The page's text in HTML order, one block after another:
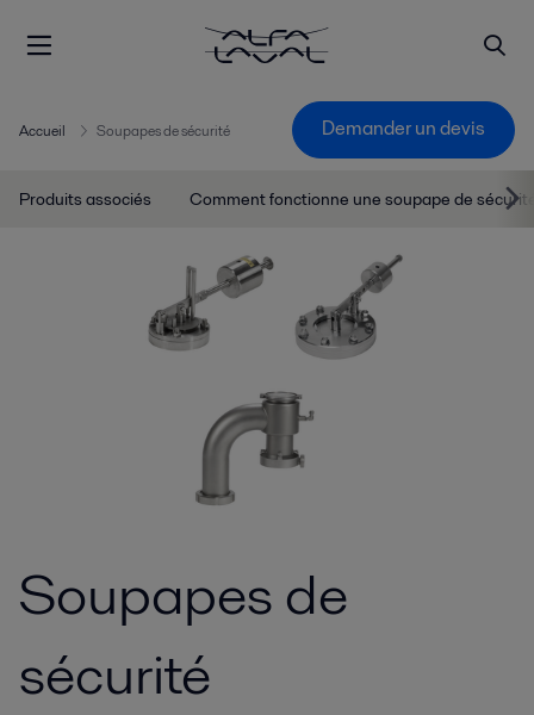
Accueil Soupapes de sécurité Demander un devis
Produits associés Comment fonctionne une soupape de
Soupapes de
sécurité